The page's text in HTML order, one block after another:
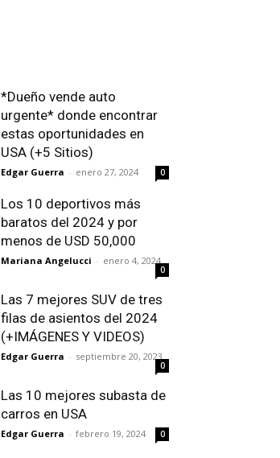
*Dueño vende auto
urgente* donde encontrar
estas oportunidades en
USA (+5 Sitios)
Edgar Guerra - enero 27, 2024 0
Los 10 deportivos más
baratos del 2024 y por
menos de USD 50,000
Mariana Angelucci - enero 4, 2024
0
Las 7 mejores SUV de tres
filas de asientos del 2024
(+IMÁGENES Y VIDEOS)
Edgar Guerra - septiembre 20, 2023
0
Las 10 mejores subasta de
carros en USA
Edgar Guerra - febrero 19, 2024 0